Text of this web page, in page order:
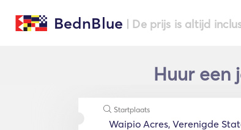
BednBlue | De prijs is altijd
Huur een
Startplaats